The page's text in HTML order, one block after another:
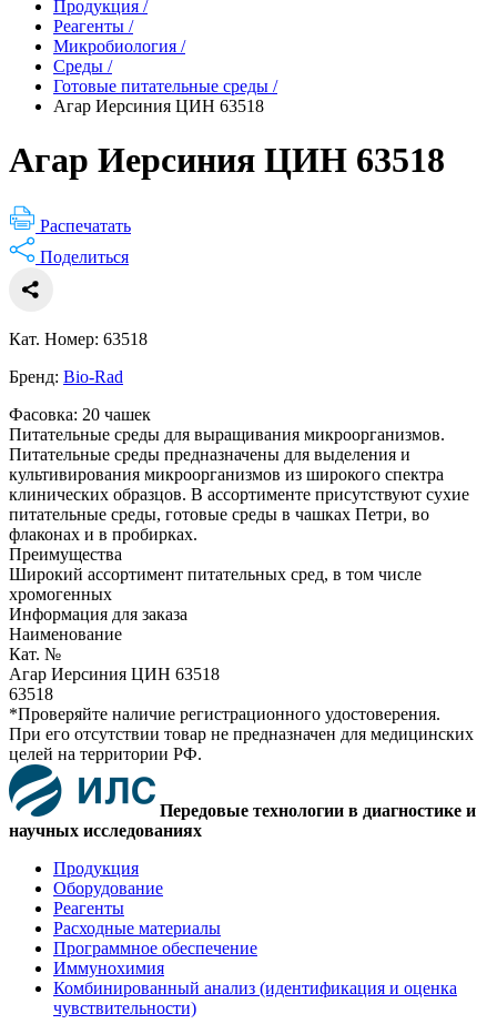
Продукция /
Реагенты /
Микробиология /
Среды /
Готовые питательные среды /
Агар Иерсиния ЦИН 63518
Агар Иерсиния ЦИН 63518
Распечатать
Поделиться
Кат. Номер: 63518
Бренд: Bio-Rad
Фасовка: 20 чашек
Питательные среды для выращивания микроорганизмов.
Питательные среды предназначены для выделения и
культивирования микроорганизмов из широкого спектра
клинических образцов. В ассортименте присутствуют сухие
питательные среды, готовые среды в чашках Петри, во
флаконах и в пробирках.
Преимущества
Широкий ассортимент питательных сред, в том числе
хромогенных
Информация для заказа
Наименование
Кат. №
Агар Иерсиния ЦИН 63518
63518
*Проверяйте наличие регистрационного удостоверения.
При его отсутствии товар не предназначен для медицинских
целей на территории РФ.
Передовые технологии в диагностике и
научных исследованиях
Продукция
Оборудование
Реагенты
Расходные материалы
Программное обеспечение
Иммунохимия
Комбинированный анализ (идентификация и оценка
чувствительности)